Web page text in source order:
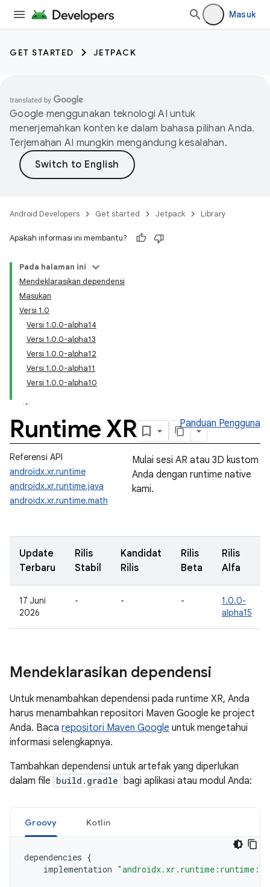
Masuk
GET STARTED JETPACK
Google menggunakan teknologi AI untuk
menerjemahkan konten ke dalam bahasa pilihan Anda.
Terjemahan AI mungkin mengandung kesalahan.
Android Developers Get started Jetpack Library
Apakah informasi ini membantu?
Pada halaman ini
Mendeklarasikan dependensi
Masukan
Versi 1.0
Versi 1.0.0-alpha14
Versi 1.0.0-alpha13
Versi 1.0.0-alpha12
Versi 1.0.0-alpha11
Versi 1.0.0-alpha10
Runtime XR Panduan Pengguna
Referensi API
androidx.xr.runtime
androidx.xr.runtime.java
androidx.xr.runtime.math
Mulai sesi AR atau 3D kustom
Anda dengan runtime native
kami.
Update
Terbaru
Rilis
Stabil
Kandidat
Rilis
Rilis
Beta
Rilis
Alfa
17 Juni
2026
- - -
1.0.0-
alpha15
Mendeklarasikan dependensi
Untuk menambahkan dependensi pada runtime XR, Anda
harus menambahkan repositori Maven Google ke project
Anda. Baca repositori Maven Google untuk mengetahui
informasi selengkapnya.
Tambahkan dependensi untuk artefak yang diperlukan
dalam file build.gradle bagi aplikasi atau modul Anda:
Groovy Kotlin
dependencies {
implementation